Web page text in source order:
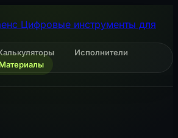
Цифровые инструменты для
Исполнители
Материалы